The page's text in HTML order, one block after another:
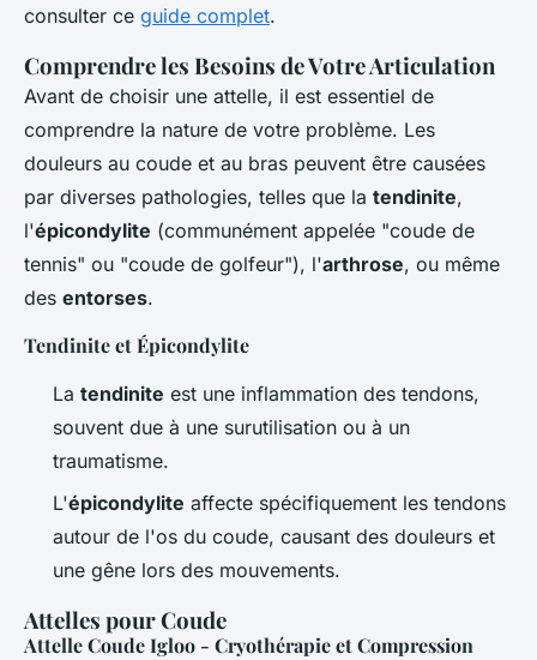
consulter ce guide complet.
Comprendre les Besoins de Votre Articulation
Avant de choisir une attelle, il est essentiel de
comprendre la nature de votre problème. Les
douleurs au coude et au bras peuvent être causées
par diverses pathologies, telles que la tendinite,
l'épicondylite (communément appelée "coude de
tennis" ou "coude de golfeur"), l'arthrose, ou même
des entorses.
Tendinite et Épicondylite
La tendinite est une inflammation des tendons,
souvent due à une surutilisation ou à un
traumatisme.
L'épicondylite affecte spécifiquement les tendons
autour de l'os du coude, causant des douleurs et
une gêne lors des mouvements.
Attelles pour Coude
Attelle Coude Igloo - Cryothérapie et Compression